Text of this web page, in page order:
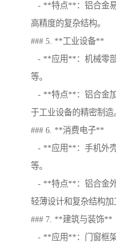
- **特点**：铝合金
高精度的复杂结构。
### 5. **工业设备**
- **应用**：机械零
等。
- **特点**：铝合金
于工业设备的精密制造
### 6. **消费电子**
- **应用**：手机外
等。
- **特点**：铝合金
轻薄设计和复杂结构加
### 7. **建筑与装饰**
- **应用**：门窗框架